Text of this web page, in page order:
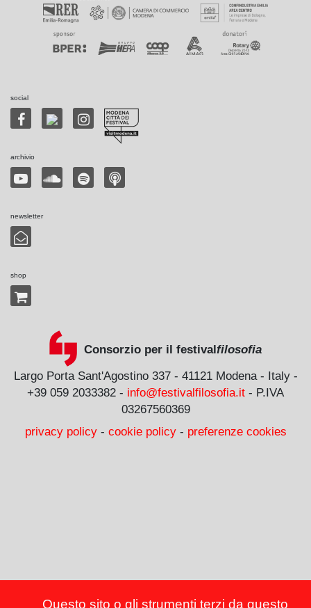
social
archivio
newsletter
shop
Consorzio per il festivalfilosofia
Largo Porta Sant'Agostino 337 - 41121 Modena - Italy -
+39 059 2033382 - info@festivalfilosofia.it - P.IVA
03267560369
privacy policy- cookie policy- preferenze cookies
Questo sito o gli strumenti terzi da questo